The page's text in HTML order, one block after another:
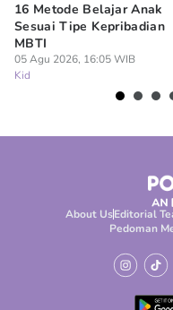
16 Metode Belajar Anak
Sesuai Tipe Kepribadian
MBTI
05 Agu 2026, 16:05 WIB
Kid
About UsEditorial
Pedoman